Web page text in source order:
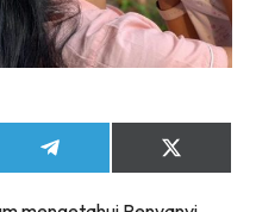
Share
on
Share
on